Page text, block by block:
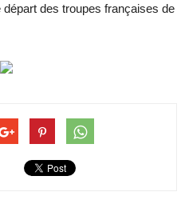
des troupes françaises de